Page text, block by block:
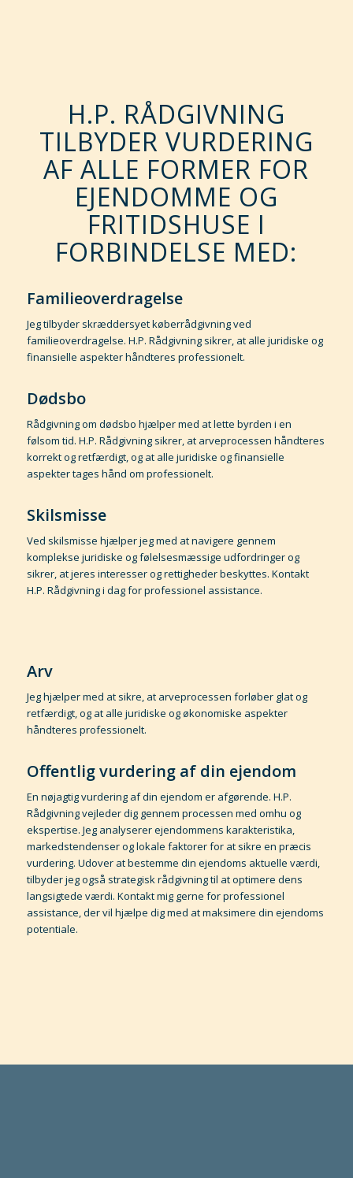
H.P. RÅDGIVNING
TILBYDER VURDERING
AF ALLE FORMER FOR
EJENDOMME OG
FRITIDSHUSE I
FORBINDELSE MED:
Familieoverdragelse
Jeg tilbyder skræddersyet køberrådgivning ved
familieoverdragelse. H.P. Rådgivning sikrer, at alle juridiske og
finansielle aspekter håndteres professionelt.
Dødsbo
Rådgivning om dødsbo hjælper med at lette byrden i en
følsom tid. H.P. Rådgivning sikrer, at arveprocessen håndteres
korrekt og retfærdigt, og at alle juridiske og finansielle
aspekter tages hånd om professionelt.
Skilsmisse
Ved skilsmisse hjælper jeg med at navigere gennem
komplekse juridiske og følelsesmæssige udfordringer og
sikrer, at jeres interesser og rettigheder beskyttes. Kontakt
H.P. Rådgivning i dag for professionel assistance.
Arv
Jeg hjælper med at sikre, at arveprocessen forløber glat og
retfærdigt, og at alle juridiske og økonomiske aspekter
håndteres professionelt.
Offentlig vurdering af din ejendom
En nøjagtig vurdering af din ejendom er afgørende. H.P.
Rådgivning vejleder dig gennem processen med omhu og
ekspertise. Jeg analyserer ejendommens karakteristika,
markedstendenser og lokale faktorer for at sikre en præcis
vurdering. Udover at bestemme din ejendoms aktuelle værdi,
tilbyder jeg også strategisk rådgivning til at optimere dens
langsigtede værdi. Kontakt mig gerne for professionel
assistance, der vil hjælpe dig med at maksimere din ejendoms
potentiale.